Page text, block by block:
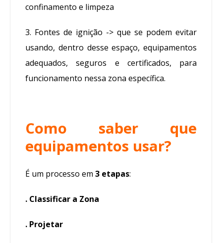
confinamento e limpeza
3. Fontes de ignição -> que se podem evitar
usando, dentro desse espaço, equipamentos
adequados, seguros e certificados, para
funcionamento nessa zona específica.
Como saber que
equipamentos usar?
É um processo em 3 etapas:
. Classificar a Zona
. Projetar